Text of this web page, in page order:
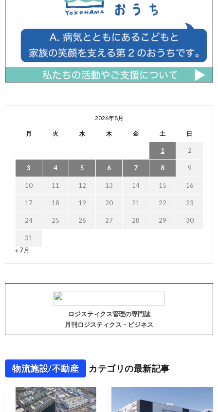
2026年8月
月 火 水 木 金 土 日
1 2
3 4 5 6 7 8 9
10 11 12 13 14 15 16
17 18 19 20 21 22 23
24 25 26 27 28 29 30
31
« 7月
ロジスティクス管理の専門誌
月刊ロジスティクス・ビジネス
物流施設/不動産 カテゴリの最新記事